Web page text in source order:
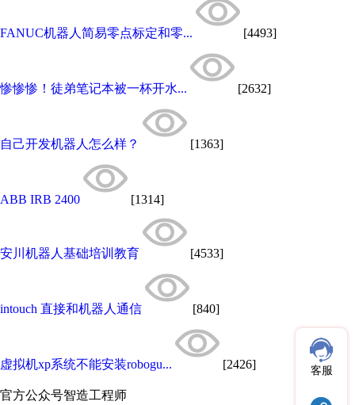
FANUC机器人简易零点标定和零... [4493]
惨惨惨！徒弟笔记本被一杯开水... [2632]
自己开发机器人怎么样？ [1363]
ABB IRB 2400 [1314]
安川机器人基础培训教育 [4533]
intouch 直接和机器人通信 [840]
虚拟机xp系统不能安装robogu... [2426]
官方公众号智造工程师
客服